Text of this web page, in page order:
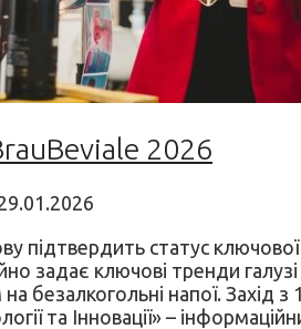
2026
статус ключової
задає ключові тренди
безалкогольні напої.
та Інновації» –